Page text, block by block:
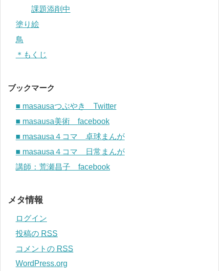
課題添削中
塗り絵
鳥
＊もくじ
ブックマーク
■ masausaつぶやき Twitter
■ masausa美術 facebook
■ masausa４コマ 卓球まんが
■ masausa４コマ 日常まんが
講師：荒瀬昌子 facebook
メタ情報
ログイン
投稿の RSS
コメントの RSS
WordPress.org